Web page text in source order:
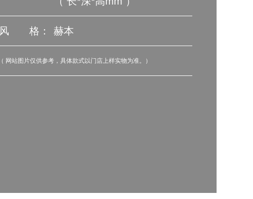
风 格： 赫本
（ 网站图片仅供参考，具体款式以门店上样实物为准。）